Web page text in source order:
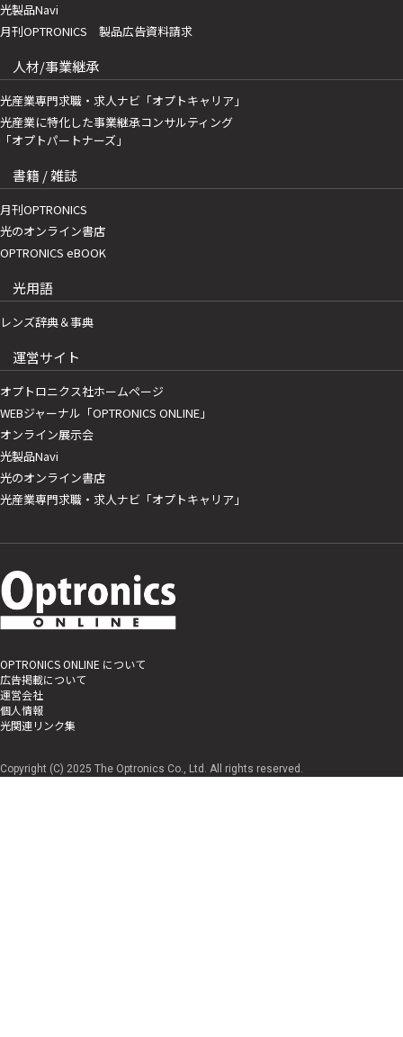
光製品Navi
月刊OPTRONICS 製品広告資料請求
人材/事業継承
光産業専門求職・求人ナビ「オプトキャリア」
光産業に特化した事業継承コンサルティング
「オプトパートナーズ」
書籍 / 雑誌
月刊OPTRONICS
光のオンライン書店
OPTRONICS eBOOK
光用語
レンズ辞典＆事典
運営サイト
オプトロニクス社ホームページ
WEBジャーナル「OPTRONICS ONLINE」
オンライン展示会
光製品Navi
光のオンライン書店
光産業専門求職・求人ナビ「オプトキャリア」
OPTRONICS ONLINE について
広告掲載について
運営会社
個人情報
光関連リンク集
Copyright (C) 2025 The Optronics Co., Ltd. All rights reserved.